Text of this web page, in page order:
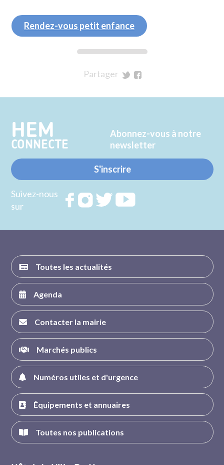
Rendez-vous petit enfance
Partager
Twitter
Facebook
HEM
CONNECTE
Abonnez-vous à notre
newsletter
S'inscrire
Suivez-nous
sur
RejoignezRejoignezRejoignez
Toutes les actualités
Agenda
Contacter la mairie
Marchés publics
Numéros utiles et d'urgence
Équipements et annuaires
Toutes nos publications